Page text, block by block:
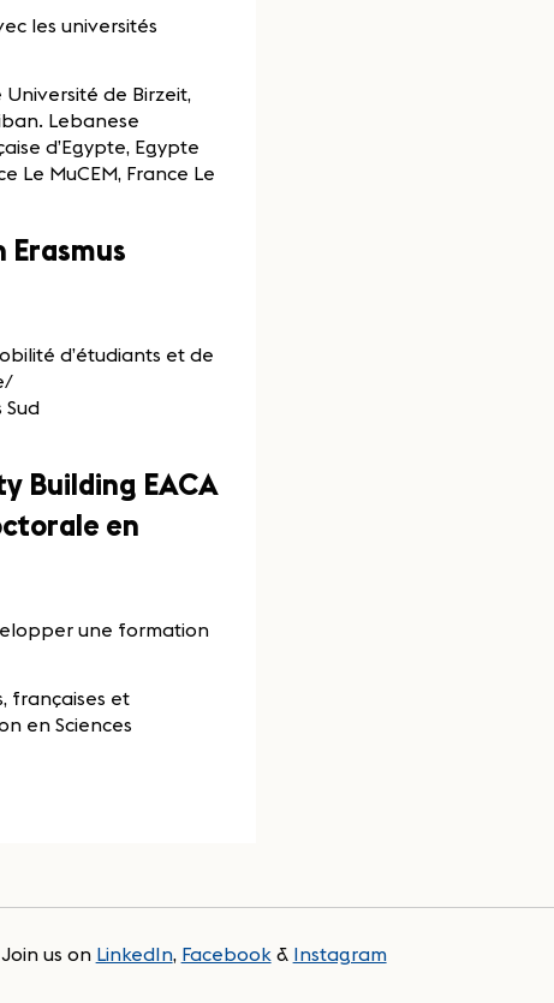
les universités
Université de Birzeit,
Lebanese
d’Egypte, Egypte
Le MuCEM, France Le
d’étudiants et de
Building EACA
en
une formation
françaises et
en Sciences
Join us on LinkedIn, Facebook & Instagram